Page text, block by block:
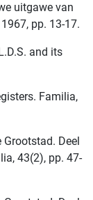
uitgawe van
pp. 13-17.
and its
Familia,
Deel
43(2), pp. 47-